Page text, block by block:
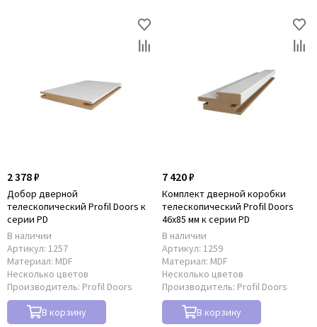
2 378 ₽
Добор дверной
телескопический Profil Doors к
серии PD
В наличии
Артикул: 1257
Материал: MDF
Несколько цветов
Производитель: Profil Doors
В корзину
7 420 ₽
Комплект дверной коробки
телескопический Profil Doors
46x85 мм к серии PD
В наличии
Артикул: 1259
Материал: MDF
Несколько цветов
Производитель: Profil Doors
В корзину